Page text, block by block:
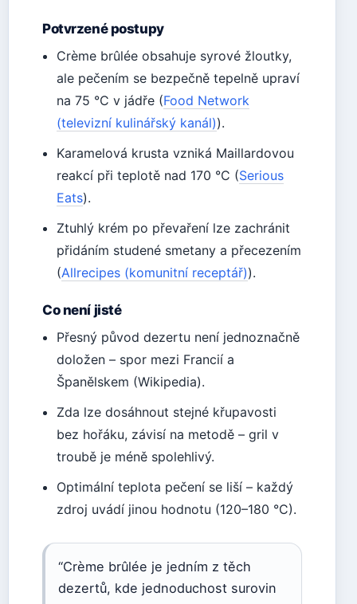
Potvrzené postupy
Crème brûlée obsahuje syrové žloutky,
ale pečením se bezpečně tepelně upraví
na 75 °C v jádře (Food Network
(televizní kulinářský kanál)).
Karamelová krusta vzniká Maillardovou
reakcí při teplotě nad 170 °C (Serious
Eats).
Ztuhlý krém po převaření lze zachránit
přidáním studené smetany a přecezením
(Allrecipes (komunitní receptář)).
Co není jisté
Přesný původ dezertu není jednoznačně
doložen – spor mezi Francií a
Španělskem (Wikipedia).
Zda lze dosáhnout stejné křupavosti
bez hořáku, závisí na metodě – gril v
troubě je méně spolehlivý.
Optimální teplota pečení se liší – každý
zdroj uvádí jinou hodnotu (120–180 °C).
“Crème brûlée je jedním z těch
dezertů, kde jednoduchost surovin